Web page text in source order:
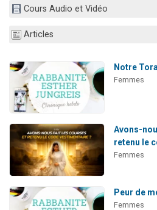
12 nouvelles
Cours Audio et Vidéo
Articles
Notre
Femmes
Avons-
retenu le
Femmes
Peur de
Femmes